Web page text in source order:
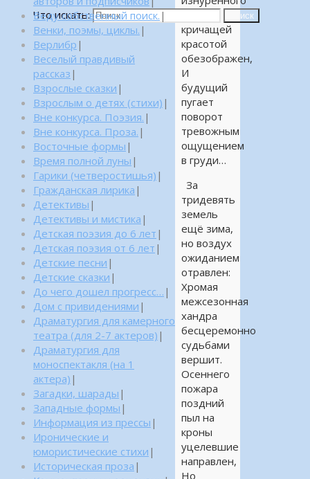
Что искать: Поиск
кричащей
красотой
обезображен,
И
будущий
пугает
поворот
тревожным
ощущением
в груди…
За
тридевять
земель
ещё зима,
но воздух
ожиданием
отравлен:
Хромая
межсезонная
хандра
бесцеремонно
судьбами
вершит.
Осеннего
пожара
поздний
пыл на
кроны
уцелевшие
направлен,
Но
Веду собственный поиск. |
Венки, поэмы, циклы. |
Верлибр |
Веселый правдивый
рассказ |
Взрослые сказки |
Взрослым о детях (стихи) |
Вне конкурса. Поэзия. |
Вне конкурса. Проза. |
Восточные формы |
Время полной луны |
Гарики (четверостишья) |
Гражданская лирика |
Детективы |
Детективы и мистика |
Детская поэзия до 6 лет |
Детская поэзия от 6 лет |
Детские песни |
Детские сказки |
До чего дошел прогресс… |
Дом с привидениями |
Драматургия для камерного
театра (для 2-7 актеров) |
Драматургия для
моноспектакля (на 1
актера) |
Загадки, шарады |
Западные формы |
Информация из прессы |
Иронические и
юмористические стихи |
Историческая проза |